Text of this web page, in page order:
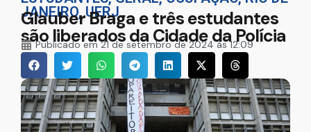
JANEIRO,UERJ
Glauber Braga e três estudantes
são liberados da Cidade da Polícia
Publicado em21 de setembro de 2024 às 12:09